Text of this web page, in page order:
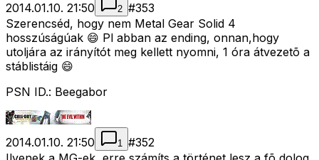
2014.01.10. 21:50 2 #353
Szerencséd, hogy nem Metal Gear Solid 4
hosszúságúak 😄 Pl abban az ending, onnan,hogy
utoljára az irányítót meg kellett nyomni, 1 óra átvezetõ a
stáblistáig 😄
PSN ID.: Beegabor
2014.01.10. 21:50 1 #352